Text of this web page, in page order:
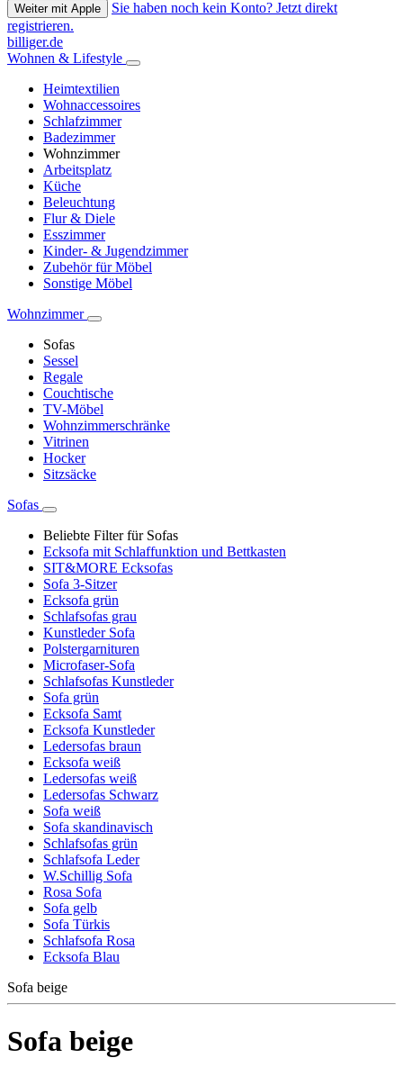
Weiter mit Apple
Sie haben noch kein Konto? Jetzt direkt
registrieren.
billiger.de
Wohnen & Lifestyle
Heimtextilien
Wohnaccessoires
Schlafzimmer
Badezimmer
Wohnzimmer
Arbeitsplatz
Küche
Beleuchtung
Flur & Diele
Esszimmer
Kinder- & Jugendzimmer
Zubehör für Möbel
Sonstige Möbel
Wohnzimmer
Sofas
Sessel
Regale
Couchtische
TV-Möbel
Wohnzimmerschränke
Vitrinen
Hocker
Sitzsäcke
Sofas
Beliebte Filter für Sofas
Ecksofa mit Schlaffunktion und Bettkasten
SIT&MORE Ecksofas
Sofa 3-Sitzer
Ecksofa grün
Schlafsofas grau
Kunstleder Sofa
Polstergarnituren
Microfaser-Sofa
Schlafsofas Kunstleder
Sofa grün
Ecksofa Samt
Ecksofa Kunstleder
Ledersofas braun
Ecksofa weiß
Ledersofas weiß
Ledersofas Schwarz
Sofa weiß
Sofa skandinavisch
Schlafsofas grün
Schlafsofa Leder
W.Schillig Sofa
Rosa Sofa
Sofa gelb
Sofa Türkis
Schlafsofa Rosa
Ecksofa Blau
Sofa beige
Sofa beige